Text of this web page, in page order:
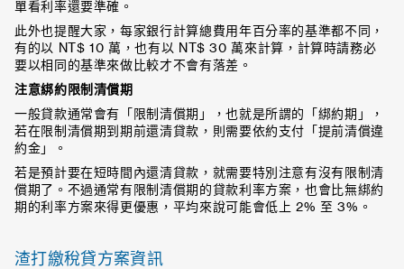
單看利率還要準確。
此外也提醒大家，每家銀行計算總費用年百分率的基準都不同，
有的以 NT$ 10 萬，也有以 NT$ 30 萬來計算，計算時請務必
要以相同的基準來做比較才不會有落差。
注意綁約限制清償期
一般貸款通常會有「限制清償期」，也就是所謂的「綁約期」，
若在限制清償期到期前還清貸款，則需要依約支付「提前清償違
約金」。
若是預計要在短時間內還清貸款，就需要特別注意有沒有限制清
償期了。不過通常有限制清償期的貸款利率方案，也會比無綁約
期的利率方案來得更優惠，平均來說可能會低上 2% 至 3%。
渣打繳稅貸方案資訊